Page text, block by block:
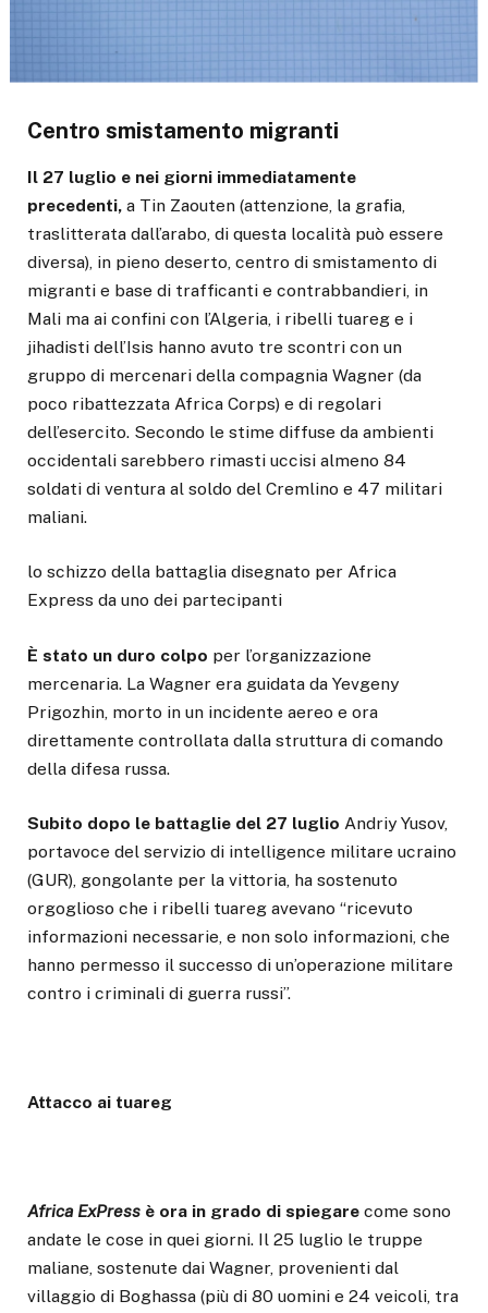
Centro smistamento migranti
Il 27 luglio e nei giorni immediatamente
precedenti, a Tin Zaouten (attenzione, la grafia,
traslitterata dall’arabo, di questa località può essere
diversa), in pieno deserto, centro di smistamento di
migranti e base di trafficanti e contrabbandieri, in
Mali ma ai confini con l’Algeria, i ribelli tuareg e i
jihadisti dell’Isis hanno avuto tre scontri con un
gruppo di mercenari della compagnia Wagner (da
poco ribattezzata Africa Corps) e di regolari
dell’esercito. Secondo le stime diffuse da ambienti
occidentali sarebbero rimasti uccisi almeno 84
soldati di ventura al soldo del Cremlino e 47 militari
maliani.
lo schizzo della battaglia disegnato per Africa
Express da uno dei partecipanti
È stato un duro colpo per l’organizzazione
mercenaria. La Wagner era guidata da Yevgeny
Prigozhin, morto in un incidente aereo e ora
direttamente controllata dalla struttura di comando
della difesa russa.
Subito dopo le battaglie del 27 luglio Andriy Yusov,
portavoce del servizio di intelligence militare ucraino
(GUR), gongolante per la vittoria, ha sostenuto
orgoglioso che i ribelli tuareg avevano “ricevuto
informazioni necessarie, e non solo informazioni, che
hanno permesso il successo di un’operazione militare
contro i criminali di guerra russi”.
Attacco ai tuareg
Africa ExPress è ora in grado di spiegare come sono
andate le cose in quei giorni. Il 25 luglio le truppe
maliane, sostenute dai Wagner, provenienti dal
villaggio di Boghassa (più di 80 uomini e 24 veicoli, tra